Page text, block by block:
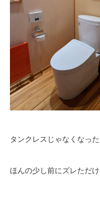
タンクレスじゃなくなっ
ほんの少し前にズレただ